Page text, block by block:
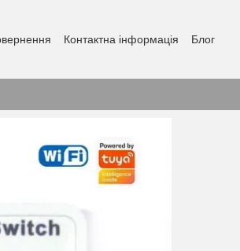
Контактна інформація Блог